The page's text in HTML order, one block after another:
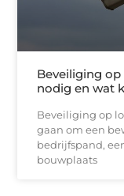
Beveiliging
nodig en wat
Beveiliging op
gaan om een
bedrijfspand,
bouwplaats